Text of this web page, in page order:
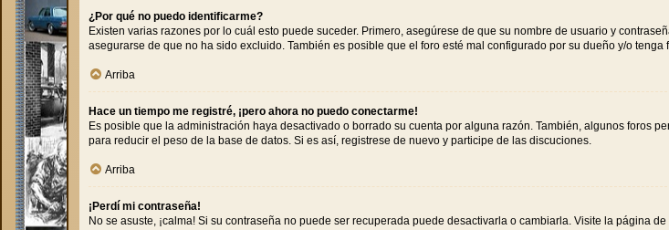
¿Por qué no puedo identificarme?
Existen varias razones por lo cuál esto puede suceder. Primero, asegúrese de que su nombre de usuario y
asegurarse de que no ha sido excluido. También es posible que el foro esté mal configurado por su dueño y/o
Arriba
Hace un tiempo me registré, ¡pero ahora no puedo conectarme!
Es posible que la administración haya desactivado o borrado su cuenta por alguna razón. También, algunos foros
para reducir el peso de la base de datos. Si es así, registrese de nuevo y participe de las discuciones.
Arriba
¡Perdí mi contraseña!
No se asuste, ¡calma! Si su contraseña no puede ser recuperada puede desactivarla o cambiarla. Visite la página